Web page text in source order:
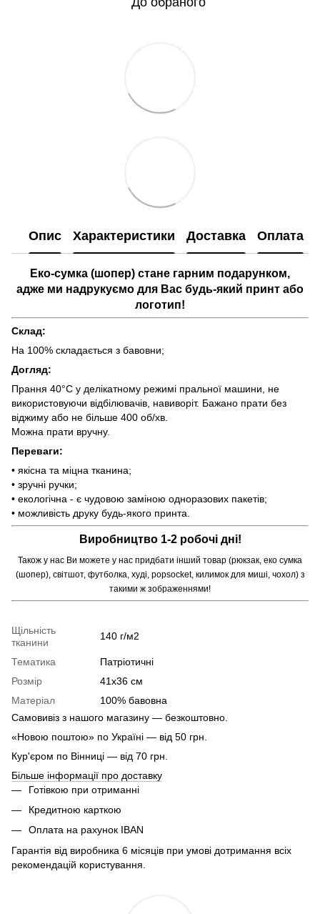
Опис Характеристики Доставка Оплата
Еко-сумка (шопер) стане гарним подарунком,
адже ми надрукуємо для Вас будь-який принт або
логотип!
Склад:
На 100% складається з бавовни;
Догляд:
Прання 40°C у делікатному режимі пральної машини, не
використовуючи відбілювачів, навиворіт. Бажано прати без
віджиму або не більше 400 об/хв.
Можна прати вручну.
Переваги:
• якісна та міцна тканина;
• зручні ручки;
• екологічна - є чудовою заміною одноразових пакетів;
• можливість друку будь-якого принта.
Виробництво 1-2 робочі дні!
Також у нас Ви можете у нас придбати інший товар (рюкзак, еко сумка
(шопер), світшот, футболка, худі, popsocket, килимок для миші, чохол) з
такими ж зображеннями!
Щільність
тканини
140 г/м2
Тематика
Патріотичні
Розмір
41х36 см
Матеріал
100% бавовна
Самовивіз з нашого магазину — безкоштовно.
«Новою поштою» по Україні — від 50 грн.
Кур'єром по Вінниці — від 70 грн.
Більше інформації про доставку
Готівкою при отриманні
Кредитною карткою
Оплата на рахунок IBAN
Гарантія від виробника 6 місяців при умові дотримання всіх
рекомендацій користування.